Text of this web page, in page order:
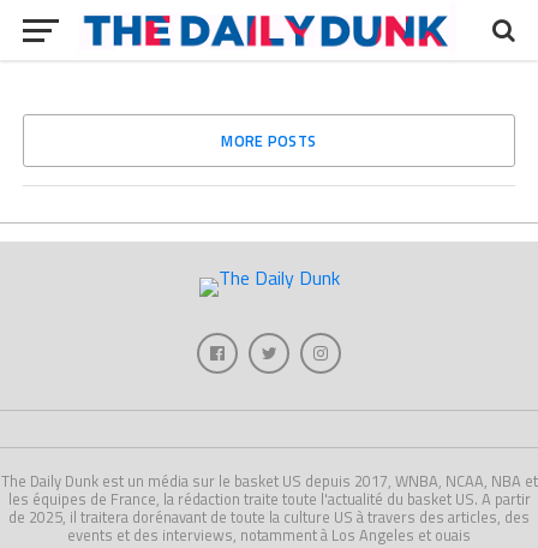
MORE POSTS
The Daily Dunk est un média sur le basket US depuis 2017, WNBA, NCAA, NBA et
les équipes de France, la rédaction traite toute l'actualité du basket US. A partir
de 2025, il traitera dorénavant de toute la culture US à travers des articles, des
events et des interviews, notamment à Los Angeles et ouais